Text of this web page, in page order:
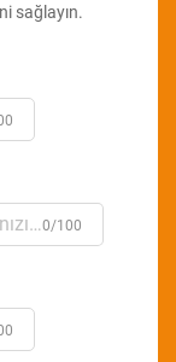
sağlayın.
0/100